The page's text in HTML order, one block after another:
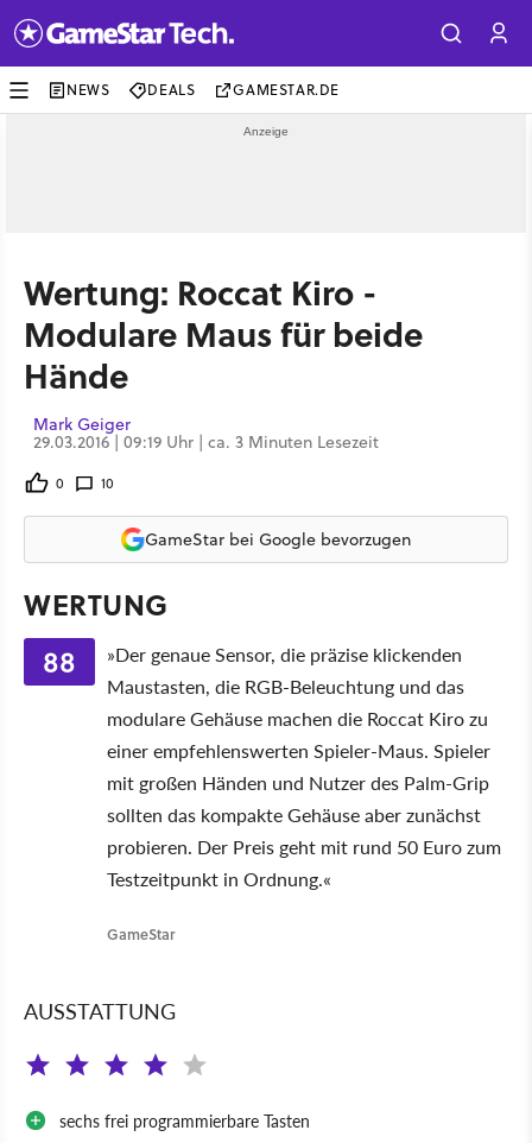
NEWS DEALS GAMESTAR.DE
Wertung: Roccat Kiro -
Modulare Maus für beide
Hände
Mark Geiger
29.03.2016 | 09:19 Uhr | ca. 3 Minuten Lesezeit
0 10
GameStar bei Google bevorzugen
WERTUNG
88
»Der genaue Sensor, die präzise klickenden
Maustasten, die RGB-Beleuchtung und das
modulare Gehäuse machen die Roccat Kiro zu
einer empfehlenswerten Spieler-Maus. Spieler
mit großen Händen und Nutzer des Palm-Grip
sollten das kompakte Gehäuse aber zunächst
probieren. Der Preis geht mit rund 50 Euro zum
Testzeitpunkt in Ordnung.«
GameStar
AUSSTATTUNG
sechs frei programmierbare Tasten